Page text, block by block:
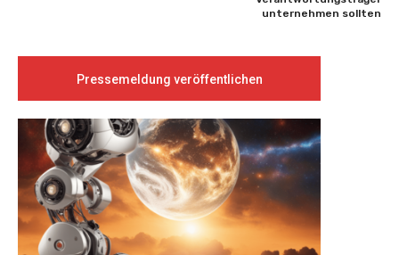
unternehmen sollten
Pressemeldung veröffentlichen